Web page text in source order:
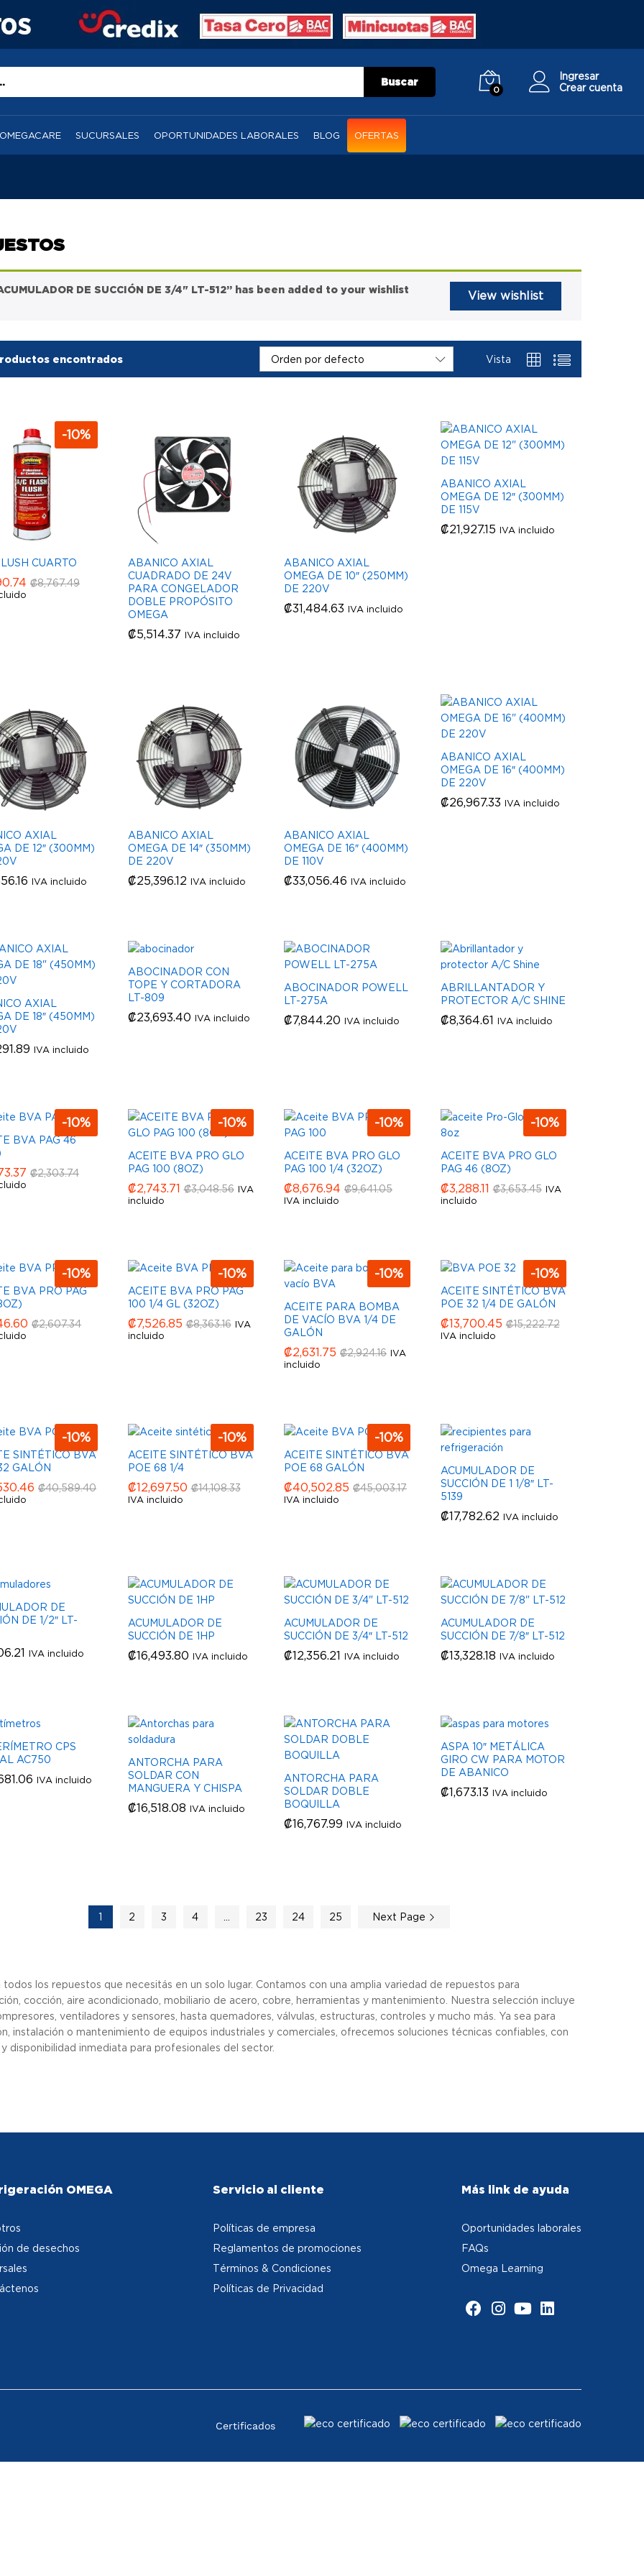
Buscar
0
Ingresar
Crear cuenta
OMEGACARE SUCURSALES OPORTUNIDADES LABORALES BLOG OFERTAS
View wishlist
DE SUCCIÓN DE 3/4" LT-512” has been added to your wishlist
encontrados Vista
Orden por defecto
-10%
CUARTO
₡8,767.49
₡8,767.49
ABANICO AXIAL
CUADRADO DE 24V
PARA CONGELADOR
DOBLE PROPÓSITO
OMEGA
₡5,514.37 IVA incluido
₡5,514.37
ABANICO AXIAL
OMEGA DE 10″ (250MM)
DE 220V
₡31,484.63 IVA incluido
₡31,484.63
ABANICO AXIAL
OMEGA DE 12″ (300MM)
DE 115V
₡21,927.15 IVA incluido
₡21,927.15
AXIAL
DE 12″ (300MM)
IVA incluido
ABANICO AXIAL
OMEGA DE 14″ (350MM)
DE 220V
₡25,396.12 IVA incluido
₡25,396.12
ABANICO AXIAL
OMEGA DE 16″ (400MM)
DE 110V
₡33,056.46 IVA incluido
₡33,056.46
ABANICO AXIAL
OMEGA DE 16″ (400MM)
DE 220V
₡26,967.33 IVA incluido
₡26,967.33
AXIAL
DE 18″ (450MM)
IVA incluido
ABOCINADOR CON
TOPE Y CORTADORA
LT-809
₡23,693.40 IVA incluido
₡23,693.40
ABOCINADOR POWELL
LT-275A
₡7,844.20 IVA incluido
₡7,844.20
ABRILLANTADOR Y
PROTECTOR A/C SHINE
₡8,364.61 IVA incluido
₡8,364.61
-10%
BVA PAG 46
₡2,303.74
₡2,303.74
-10%
ACEITE BVA PRO GLO
PAG 100 (8OZ)
₡2,743.71 ₡3,048.56 IVA
incluido
₡2,743.71 ₡3,048.56
-10%
ACEITE BVA PRO GLO
PAG 100 1/4 (32OZ)
₡8,676.94 ₡9,641.05
IVA incluido
₡8,676.94 ₡9,641.05
-10%
ACEITE BVA PRO GLO
PAG 46 (8OZ)
₡3,288.11 ₡3,653.45 IVA
incluido
₡3,288.11 ₡3,653.45
-10%
BVA PRO PAG
₡2,607.34
₡2,607.34
-10%
ACEITE BVA PRO PAG
100 1/4 GL (32OZ)
₡7,526.85 ₡8,363.16 IVA
incluido
₡7,526.85 ₡8,363.16
-10%
ACEITE PARA BOMBA
DE VACÍO BVA 1/4 DE
GALÓN
₡2,631.75 ₡2,924.16 IVA
incluido
₡2,631.75 ₡2,924.16
-10%
ACEITE SINTÉTICO BVA
POE 32 1/4 DE GALÓN
₡13,700.45 ₡15,222.72
IVA incluido
₡13,700.45 ₡15,222.72
-10%
SINTÉTICO BVA
GALÓN
₡40,589.40
₡40,589.40
-10%
ACEITE SINTÉTICO BVA
POE 68 1/4
₡12,697.50 ₡14,108.33
IVA incluido
₡12,697.50 ₡14,108.33
-10%
ACEITE SINTÉTICO BVA
POE 68 GALÓN
₡40,502.85 ₡45,003.17
IVA incluido
₡40,502.85 ₡45,003.17
ACUMULADOR DE
SUCCIÓN DE 1 1/8″ LT-
5139
₡17,782.62 IVA incluido
₡17,782.62
DE
DE 1/2″ LT-
IVA incluido
ACUMULADOR DE
SUCCIÓN DE 1HP
₡16,493.80 IVA incluido
₡16,493.80
ACUMULADOR DE
SUCCIÓN DE 3/4″ LT-512
₡12,356.21 IVA incluido
₡12,356.21
ACUMULADOR DE
SUCCIÓN DE 7/8″ LT-512
₡13,328.18 IVA incluido
₡13,328.18
CPS
AC750
IVA incluido
ANTORCHA PARA
SOLDAR CON
MANGUERA Y CHISPA
₡16,518.08 IVA incluido
₡16,518.08
ANTORCHA PARA
SOLDAR DOBLE
BOQUILLA
₡16,767.99 IVA incluido
₡16,767.99
ASPA 10″ METÁLICA
GIRO CW PARA MOTOR
DE ABANICO
₡1,673.13 IVA incluido
₡1,673.13
1 2 3 4 23 24 25 Next Page
todos los repuestos que necesitás en un solo lugar. Contamos con una amplia variedad de repuestos para
cocción, aire acondicionado, mobiliario de acero, cobre, herramientas y mantenimiento. Nuestra selección incluye
ventiladores y sensores, hasta quemadores, válvulas, estructuras, controles y mucho más. Ya sea para
instalación o mantenimiento de equipos industriales y comerciales, ofrecemos soluciones técnicas confiables, con
disponibilidad inmediata para profesionales del sector.
OMEGA
de desechos
Servicio al cliente
Políticas de empresa
Reglamentos de promociones
Términos & Condiciones
Políticas de Privacidad
Más link de ayuda
Oportunidades laborales
FAQs
Omega Learning
Certificados